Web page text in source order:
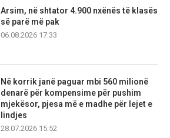
Arsim, në shtator 4.900 nxënës të klasës
së parë më pak
06.08.2026 17:33
Në korrik janë paguar mbi 560 milionë
denarë për kompensime për pushim
mjekësor, pjesa më e madhe për lejet e
lindjes
28.07.2026 15:52